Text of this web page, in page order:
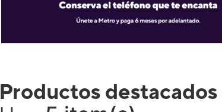
Productos destacados